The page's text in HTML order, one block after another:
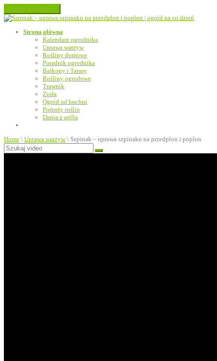
Toggle navigation
Strona główna
Kalendarz ogrodnika
Uprawa warzyw
Rośliny domowe
Poradnik ogrodnika
Balkony i Tarasy
Rośliny ogrodowe
Trawnik
Zioła
Ogród od kuchni
Portrety roślin
Dania z grilla
Home \ Uprawa warzyw\ Szpinak – uprawa szpinaku na przedplon i poplon